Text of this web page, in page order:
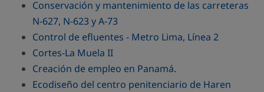
Conservación y mantenimiento de las carreteras
N-627, N-623 y A-73
Control de efluentes - Metro Lima, Línea 2
Cortes-La Muela II
Creación de empleo en Panamá.
Ecodiseño del centro penitenciario de Haren